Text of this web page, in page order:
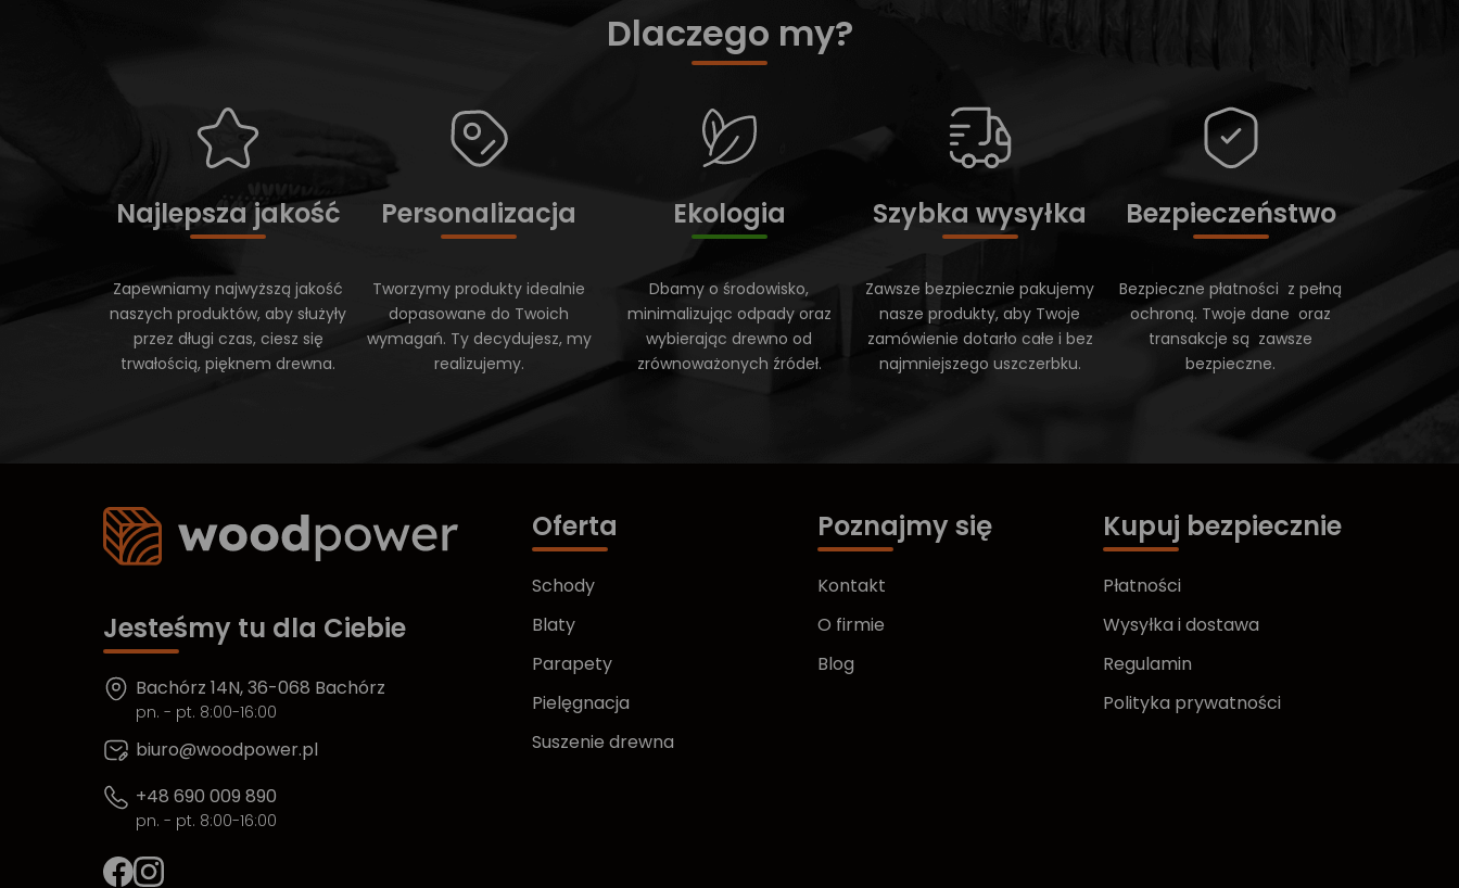
Dlaczego my?
Najlepsza jakość
Zapewniamy najwyższą jakość
naszych produktów, aby służyły
przez długi czas, ciesz się
trwałością, pięknem drewna.
Personalizacja
Tworzymy produkty idealnie
dopasowane do Twoich
wymagań. Ty decydujesz, my
realizujemy.
Ekologia
Dbamy o środowisko,
minimalizując odpady oraz
wybierając drewno od
zrównoważonych źródeł.
Szybka wysyłka
Zawsze bezpiecznie pakujemy
nasze produkty, aby Twoje
zamówienie dotarło całe i bez
najmniejszego uszczerbku.
Bezpieczeństwo
Bezpieczne płatności z pełną
ochroną. Twoje dane oraz
transakcje są zawsze
bezpieczne.
Jesteśmy tu dla Ciebie
Bachórz 14N, 36-068 Bachórz
pn. - pt. 8:00-16:00
biuro@woodpower.pl
+48 690 009 890
pn. - pt. 8:00-16:00
Oferta
Schody
Blaty
Parapety
Pielęgnacja
Suszenie drewna
Poznajmy się
Kontakt
O firmie
Blog
Kupuj bezpiecznie
Płatności
Wysyłka i dostawa
Regulamin
Polityka prywatności